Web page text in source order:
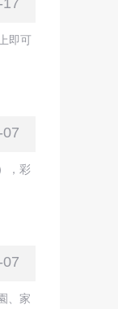
即可
，彩
、家